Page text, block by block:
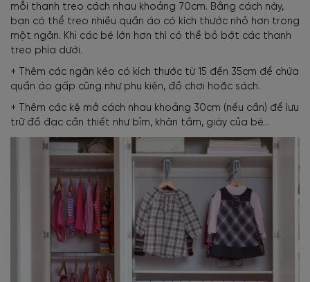
mỗi thanh treo cách nhau khoảng 70cm. Bằng cách này,
bạn có thể treo nhiều quần áo có kích thước nhỏ hơn trong
một ngăn. Khi các bé lớn hơn thì có thể bỏ bớt các thanh
treo phía dưới.
+ Thêm các ngăn kéo có kích thước từ 15 đến 35cm để chứa
quần áo gấp cũng như phụ kiện, đồ chơi hoặc sách.
+ Thêm các kệ mở cách nhau khoảng 30cm (nếu cần) để lưu
trữ đồ đạc cần thiết như bỉm, khăn tắm, giày của bé…